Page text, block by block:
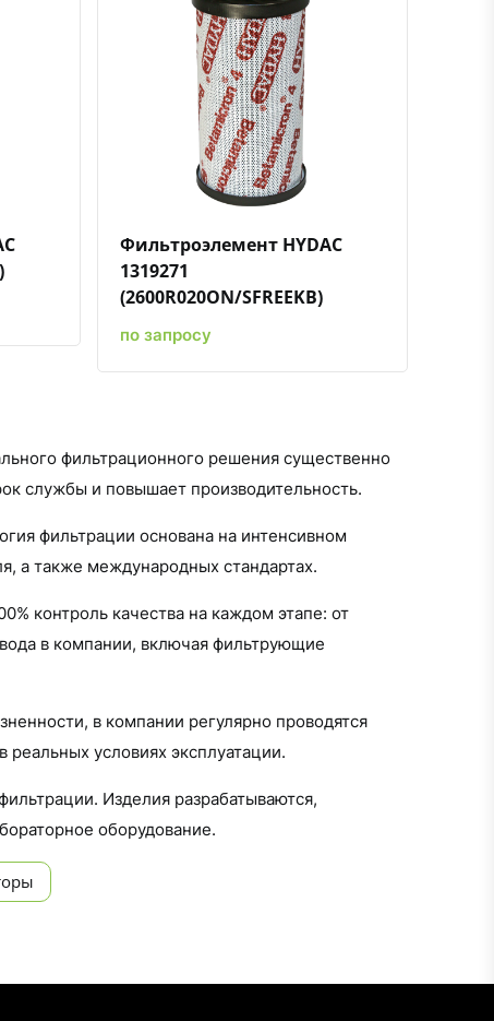
в избранное Быстрый просмотрДобавить к сравнениюДобавить в избранное
Фильтроэлемент HYDAC
1319271
(2600R020ON/SFREEKB)
по запросу
фильтрационного решения существенно
службы и повышает производительность.
фильтрации основана на интенсивном
а также международных стандартах.
контроль качества на каждом этапе: от
в компании, включая фильтрующие
в компании регулярно проводятся
условиях эксплуатации.
Изделия разрабатываются,
оборудование.